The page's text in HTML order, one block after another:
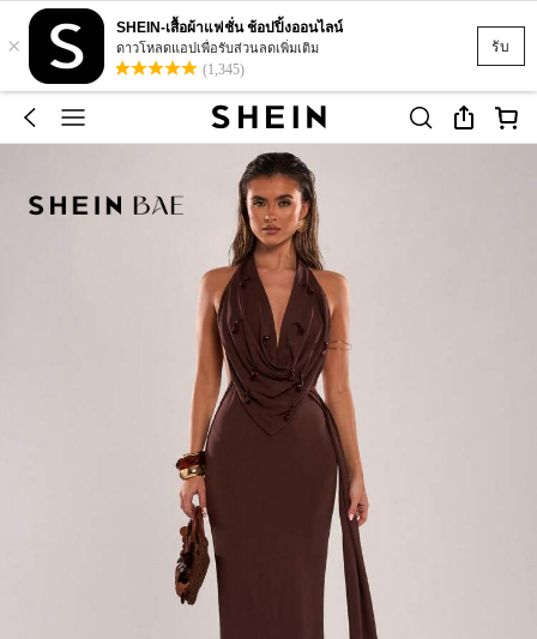
รับ
×
SHEIN-เสื้อผ้าแฟชั่น ช้อปปิ้งออนไลน์
ดาวโหลดแอปเพื่อรับส่วนลดเพิ่มเติม
(1,345)